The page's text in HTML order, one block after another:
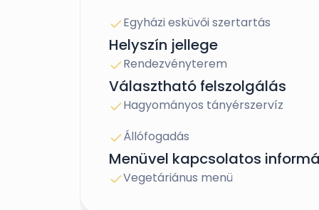
Kiváló esküvő helyszín lehet
város zajától, kellemes
A Borudvarban lehetőség nyílik
lakodalom lebonyolítására
Egyházi esküvői szertartás
Helyszín jellege
Rendezvényterem
Választható felszolgálás
Hagyományos tányérszervíz
Állófogadás
Menüvel kapcsolatos
Vegetáriánus menü